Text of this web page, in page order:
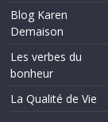
Blog Karen
Demaison
Les verbes du
bonheur
La Qualité de Vie